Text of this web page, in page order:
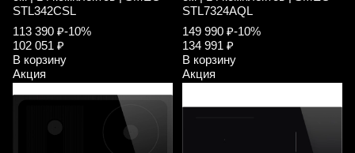
STL342CSL
113 390 ₽-10%
102 051 ₽
В корзину
Акция
STL7324AQL
149 990 ₽-10%
134 991 ₽
В корзину
Акция